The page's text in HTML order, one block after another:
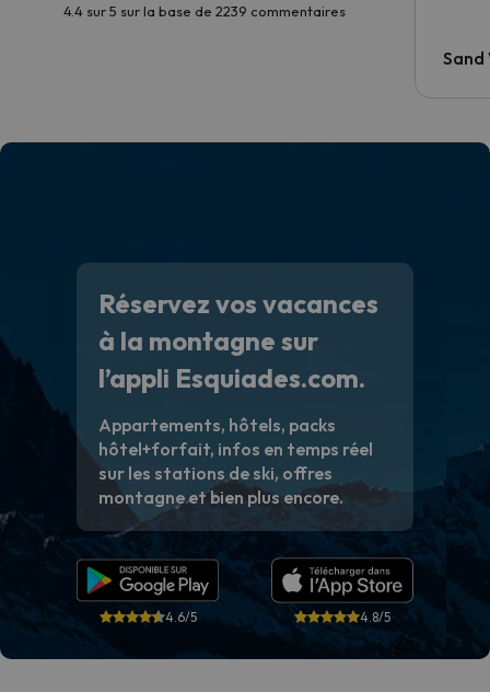
4.4 sur 5 sur la base de 2239 commentaires
Sand
Réservez vos vacances
à la montagne sur
l’appli Esquiades.com.
Appartements, hôtels, packs
hôtel+forfait, infos en temps réel
sur les stations de ski, offres
montagne et bien plus encore.
4.6/5 4.8/5